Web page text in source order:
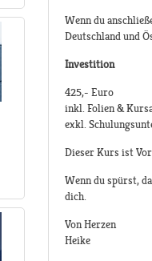
Wenn du
Deutschland und
Investition
425,- Euro
inkl. Folien &
exkl.
Dieser Kurs ist
Wenn du spürst,
dich.
Von Herzen
Heike